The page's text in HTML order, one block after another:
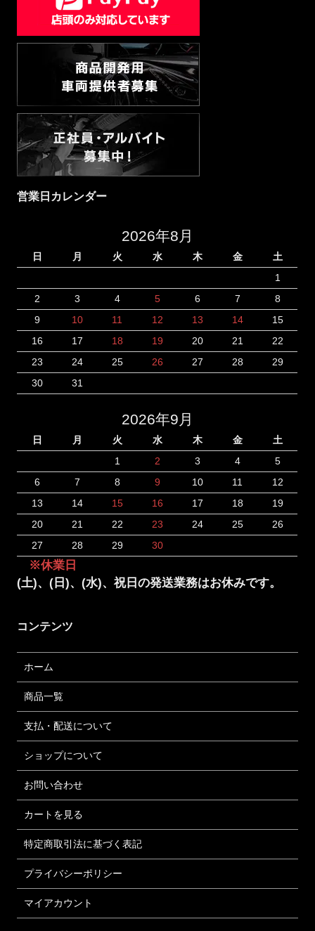
営業日カレンダー
2026年8月
日 月 火 水 木 金
土
1
2
3 4 5 6 7
8
9
10 11 12 13 14
15
16
17 18 19 20 21
22
23
24 25 26 27 28
29
30
31
2026年9月
日 月 火 水 木 金
土
1
2 3 4
5
6
7 8 9 10 11
12
13
14 15 16 17 18
19
20
21 22 23 24 25
26
27
28 29 30
※休業日
(土)、(日)、(水)、祝日の発送業務はお休みです。
コンテンツ
ホーム
商品一覧
支払・配送について
ショップについて
お問い合わせ
カートを見る
特定商取引法に基づく表記
プライバシーポリシー
マイアカウント